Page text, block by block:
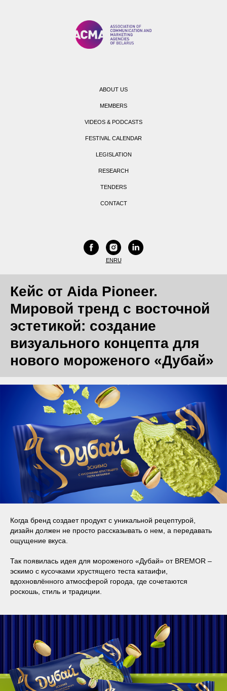
ABOUT US
MEMBERS
VIDEOS & PODCASTS
FESTIVAL CALENDAR
LEGISLATION
RESEARCH
TENDERS
CONTACT
ENRU
Кейс от Aida Pioneer.
Мировой тренд с восточной
эстетикой: создание
визуального концепта для
нового мороженого «Дубай»
Когда бренд создает продукт с уникальной рецептурой,
дизайн должен не просто рассказывать о нем, а передавать
ощущение вкуса.
Так появилась идея для мороженого «Дубай» от BREMOR –
эскимо с кусочками хрустящего теста катаифи,
вдохновлённого атмосферой города, где сочетаются
роскошь, стиль и традиции.